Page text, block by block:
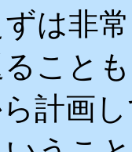
は非
こと
計画